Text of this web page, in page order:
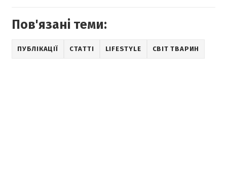
Пов'язані теми:
ПУБЛІКАЦІЇ СТАТТІ LIFESTYLE СВІТ ТВАРИН